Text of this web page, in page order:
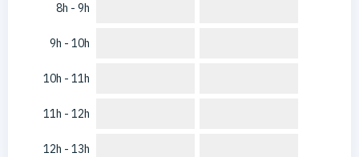
8h - 9h
9h - 10h
10h - 11h
11h - 12h
12h - 13h